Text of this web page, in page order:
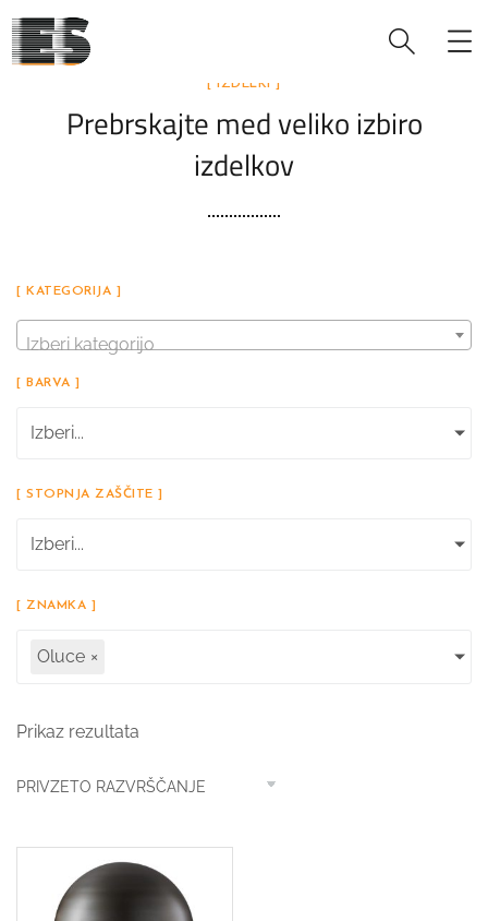
[ IZDELKI ]
Prebrskajte med veliko izbiro
izdelkov
[ KATEGORIJA ]
Izberi kategorijo
[ BARVA ]
Izberi...
[ STOPNJA ZAŠČITE ]
Izberi...
[ ZNAMKA ]
Oluce ×
Prikaz rezultata